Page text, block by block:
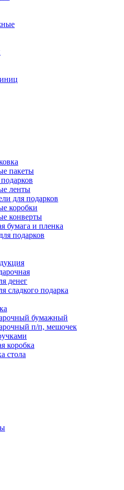
пакеты
ленты
для подарков
коробки
конверты
бумага и пленка
подарков
денег
сладкого подарка
бумажный
п/п, мешочек
коробка
стола